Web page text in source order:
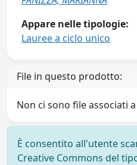
Appare nelle tipologie:
Lauree a ciclo unico
File in questo prodotto:
Non ci sono file associati
È consentito all'utente
Creative Commons del